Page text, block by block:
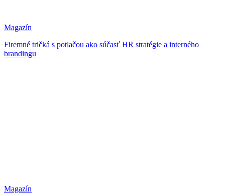
Magazín
Firemné tričká s potlačou ako súčasť HR stratégie a interného
brandingu
Magazín